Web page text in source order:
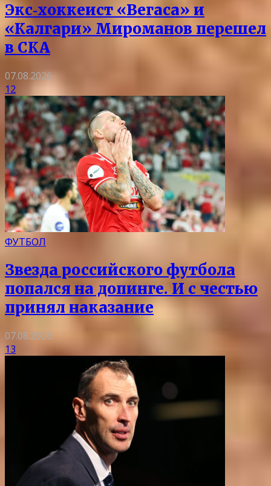
Экс‑хоккеист «Вегаса» и
«Калгари» Мироманов перешел
в СКА
07.08.2026
12
ФУТБОЛ
Звезда российского футбола
попался на допинге. И с честью
принял наказание
07.08.2026
13